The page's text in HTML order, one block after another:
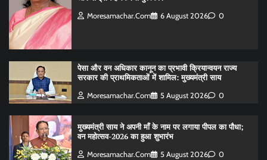
Moresamachar.com 6 August 2026 0
पेसा और वन अधिकार कानून का प्रभावी क्रियान्वयन राज्य
सरकार की प्राथमिकताओं में शामिल: मुख्यमंत्री साय
Moresamachar.com 5 August 2026 0
मुख्यमंत्री साय ने अपनी माँ के नाम पर लगाया पीपल का पौधा;
वन महोत्सव-2026 का हुआ शुभारंभ
Moresamachar.com 5 August 2026 0